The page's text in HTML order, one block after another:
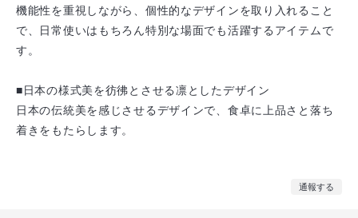
機能性を重視しながら、個性的なデザインを取り入れること
で、日常使いはもちろん特別な場面でも活躍するアイテムで
す。
■日本の様式美を彷彿とさせる凛としたデザイン
日本の伝統美を感じさせるデザインで、食卓に上品さと落ち
着きをもたらします。
通報する